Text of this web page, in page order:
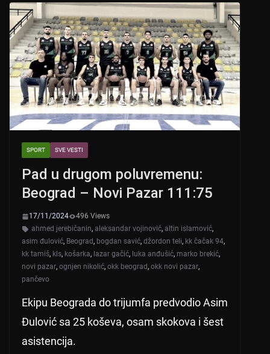
A
p
p
b
o
o
k
SPORT SVE VESTI
Pad u drugom poluvremenu:
Beograd – Novi Pazar 111:75
17/11/2024
496 Views
ahmed jerebičanin, aleksandar vojinović, altin islamović,
asim đulović, Beograd, bogdan savić, džordon teli, kk čačak 94,
kk tamiš, kls, košarka, lazar gačić, luka anđušić, marko brekić,
novi pazar, ognjen nikolić, okk beograd, okk novi pazar,
pančevo
Ekipu Beograda do trijumfa predvodio Asim
Đulović sa 25 koševa, osam skokova i šest
asistencija.